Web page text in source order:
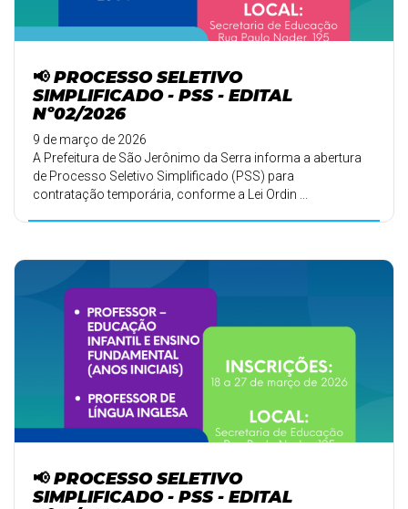
📢 PROCESSO SELETIVO
SIMPLIFICADO - PSS - EDITAL
Nº02/2026
9 de março de 2026
A Prefeitura de São Jerônimo da Serra informa a abertura
de Processo Seletivo Simplificado (PSS) para
contratação temporária, conforme a Lei Ordin ...
📢 PROCESSO SELETIVO
SIMPLIFICADO - PSS - EDITAL